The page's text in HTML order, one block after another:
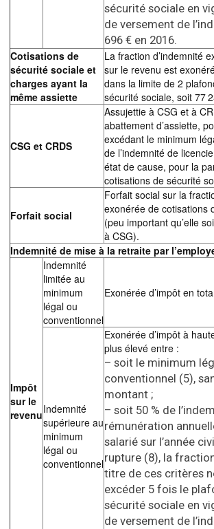
sécurité sociale en
de versement de
696 € en 2016.
Cotisations de
sécurité sociale et
charges ayant la
même assiette
La fraction d’indemnité
sur le revenu est
dans la limite de 2
sécurité sociale, soit 77
CSG et CRDS
Assujettie à CSG et à
abattement d’assiette,
excédant le minimum
de l’indemnité de
état de cause, pour la
cotisations de sécurité
Forfait social
Forfait social sur la
exonérée de cotisations
(peu important qu’elle
à CSG).
Indemnité de mise à la retraite par
Impôt
sur le
revenu
Indemnité
limitée au
minimum
légal ou
conventionnel
Exonérée d’impôt en
Indemnité
supérieure au
minimum
légal ou
conventionnel
Exonérée d’impôt à
plus élevé entre :
– soit le minimum
conventionnel (5),
montant ;
– soit 50 % de
rémunération
salarié sur l’année
rupture (8), la
titre de ces critères
excéder 5 fois le
sécurité sociale en
de versement de